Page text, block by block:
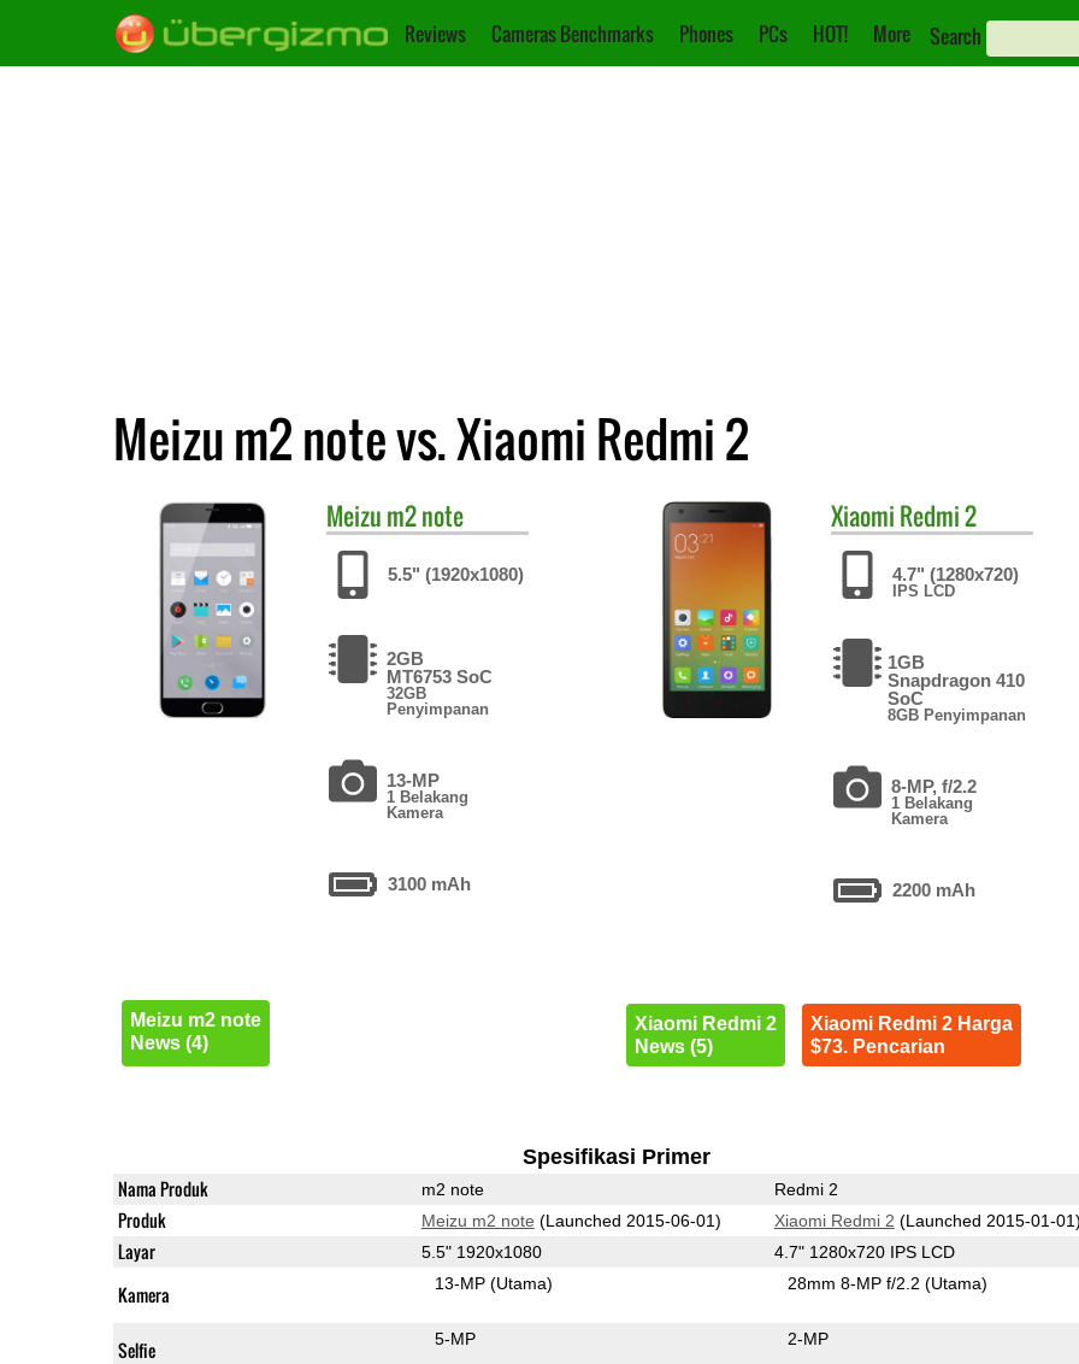
Reviews Cameras Benchmarks Phones PCs HOT! More Search
Meizu m2 note vs. Xiaomi Redmi 2
Meizu m2 note
5.5" (1920x1080)
2GB
MT6753 SoC
32GB
Penyimpanan
13-MP
1 Belakang
Kamera
3100 mAh
Meizu m2 note
News (4)
Xiaomi Redmi 2
4.7" (1280x720)
IPS LCD
1GB
Snapdragon 410
SoC
8GB Penyimpanan
8-MP, f/2.2
1 Belakang
Kamera
2200 mAh
Xiaomi Redmi 2
News (5)
Xiaomi Redmi 2 Harga
$73. Pencarian
Spesifikasi Primer
Nama Produk m2 note Redmi 2
Produk Meizu m2 note (Launched 2015-06-01) Xiaomi Redmi 2 (Launched 2015-01-
Layar 5.5" 1920x1080 4.7" 1280x720 IPS LCD
Kamera 13-MP(Utama) 28mm 8-MP f/2.2(Utama)
Selfie 5-MP 2-MP